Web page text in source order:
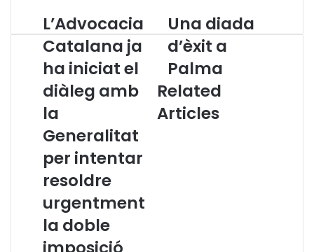
L
’
A
d
o
c
a
c
i
a
C
t
l
L’Advocacia
Catalana ja
ha iniciat el
diàleg amb
la
Generalitat
per intentar
resoldre
urgentment
la doble
U
n
a
d
a
d
a
Una diada
d’èxit a
Palma
Related
Articles